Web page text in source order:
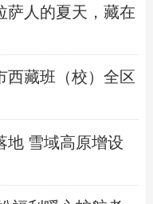
人的夏天，藏在
西藏班（校）全区
地 雪域高原增设